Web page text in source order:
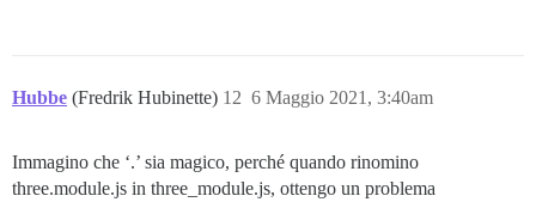
fire @ _ember_jquery-
ready @ _ember_jquery-
Hubbe (Fredrik Hubinette) 6 Maggio 2021, 3:40am
12
Immagino che ‘.’ sia magico, perché quando rinomino
three.module.js in three_module.js, ottengo un problema